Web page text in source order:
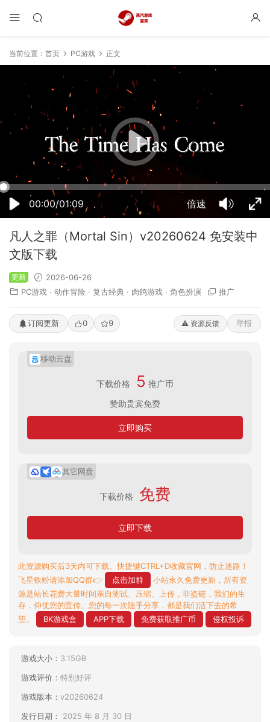
当前位置： 首页 PC游戏 正文
00:00/01:09 倍速
50% 75% 100%
凡人之罪（Mortal Sin）v20260624 免安装中
文版下载
更新
2026-06-26
PC游戏 · 动作冒险 · 复古经典 · 肉鸽游戏 · 角色扮演 推广
订阅更新 0 9 ⚠️ 资源反馈 举报
移动云盘
下载价格 5 推广币
赞助贵宾免费
立即购买
其它网盘
下载价格 免费
立即下载
此资源购买后3天内可下载。快捷键CTRL+D收藏官网，防止迷路！
飞星铁粉请添加QQ群👉
点击加群
小站永久免费更新，所有资
源是站长花费大量时间亲自测试、压缩、上传，非盗链，我们的生
存，仰仗您的宣传。您的每一次随手分享，都是我们活下去的希
望。
BK游戏盒 APP下载 免费获取推广币 侵权投诉
游戏大小： 3.15GB
游戏评价： 特别好评
游戏版本： v20260624
发行日期：
2025 年 8 月 30 日